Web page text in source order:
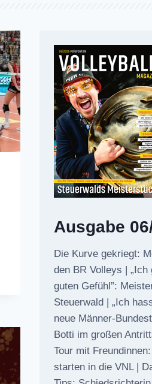
Ausgabe
Die Kurve gekriegt:
den BR Volleys | „Ich
guten Gefühl”:
Steuerwald | „Ich
neue Männer-
Botti im großen
Tour mit
starten in die VNL |